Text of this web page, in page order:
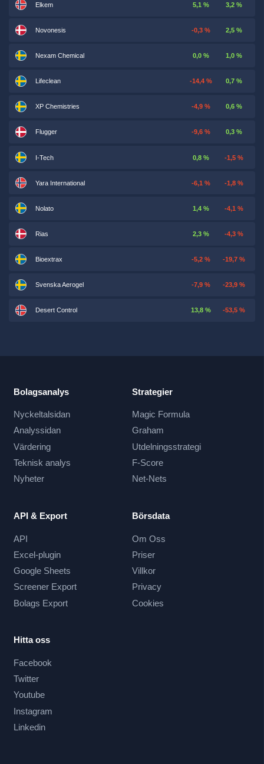
Elkem 5,1 % 3,2 %
Novonesis -0,3 % 2,5 %
Nexam Chemical 0,0 % 1,0 %
Lifeclean -14,4 % 0,7 %
XP Chemistries -4,9 % 0,6 %
Flugger -9,6 % 0,3 %
I-Tech 0,8 % -1,5 %
Yara International -6,1 % -1,8 %
Nolato 1,4 % -4,1 %
Rias 2,3 % -4,3 %
Bioextrax -5,2 % -19,7 %
Svenska Aerogel -7,9 % -23,9 %
Desert Control 13,8 % -53,5 %
Bolagsanalys
Nyckeltalsidan
Analyssidan
Värdering
Teknisk analys
Nyheter
Strategier
Magic Formula
Graham
Utdelningsstrategi
F-Score
Net-Nets
API & Export
API
Excel-plugin
Google Sheets
Screener Export
Bolags Export
Börsdata
Om Oss
Priser
Villkor
Privacy
Cookies
Hitta oss
Facebook
Twitter
Youtube
Instagram
Linkedin